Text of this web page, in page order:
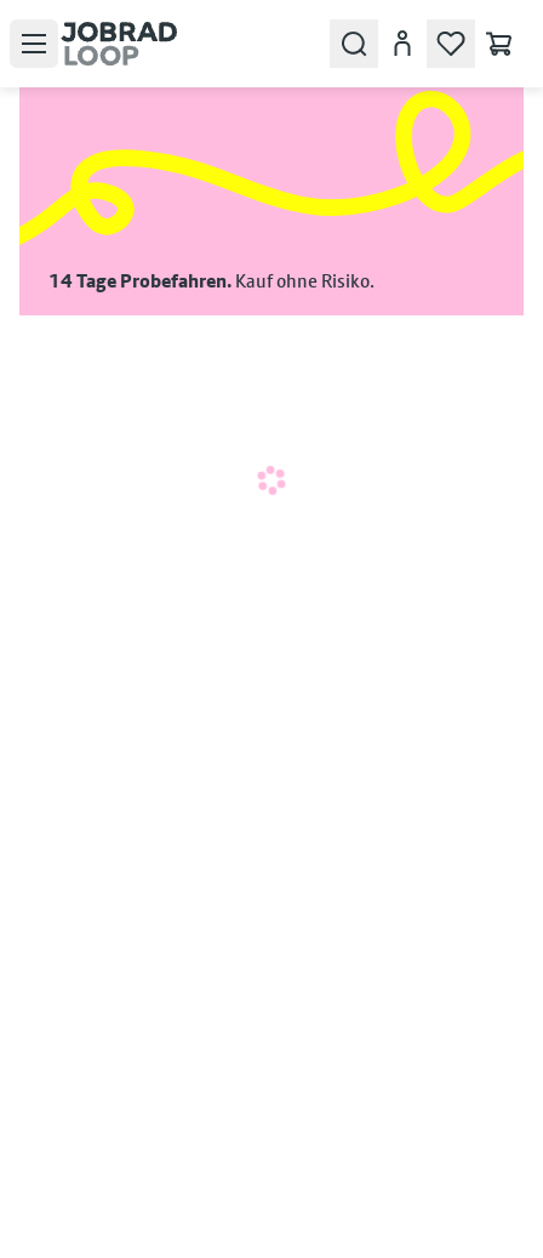
Open menu SearchKonto
14 Tage Probefahren.Kauf ohne Risiko.